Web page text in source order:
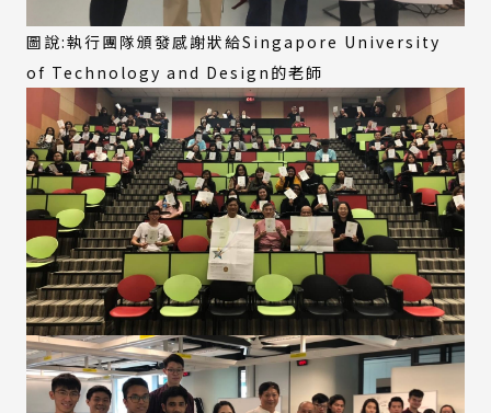
圖說:執行團隊頒發感謝狀給Singapore University
of Technology and Design的老師